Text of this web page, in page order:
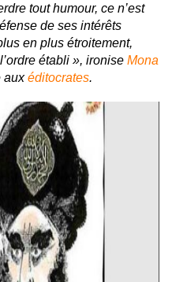
tout humour, ce n’est
de ses intérêts
en plus étroitement,
établi », ironise Mona
auxéditocrates.